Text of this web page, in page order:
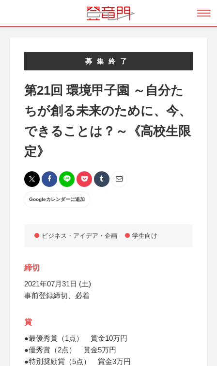
募集終了
第21回 環境甲子園 ～自分た
ちが創る未来のために、今、
できることは？～《高校生限
定》
Googleカレンダーに追加
ビジネス・アイデア・企画 学生向け
締切
2021年07月31日 (土)
事前登録締切、必着
賞
●最優秀賞（1点） 賞金10万円
●優秀賞（2点） 賞金5万円
●特別奨励賞（5点） 賞金3万円